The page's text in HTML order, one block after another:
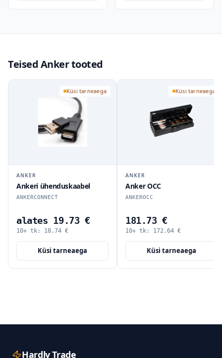
Teised Anker tooted
Küsi tarneaega
ANKER
Ankeri ühenduskaabel
ANKERCONNECT
alates 19.73 €
10+ tk: 18.74 €
Küsi tarneaega
Küsi tarneaega
ANKER
Anker OCC
ANKEROCC
181.73 €
10+ tk: 172.64 €
Küsi tarneaega
Hardly Trade